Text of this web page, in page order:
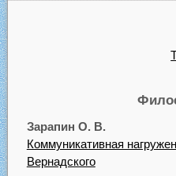
Зарапин О. В.
Коммуникативная
Вернадского